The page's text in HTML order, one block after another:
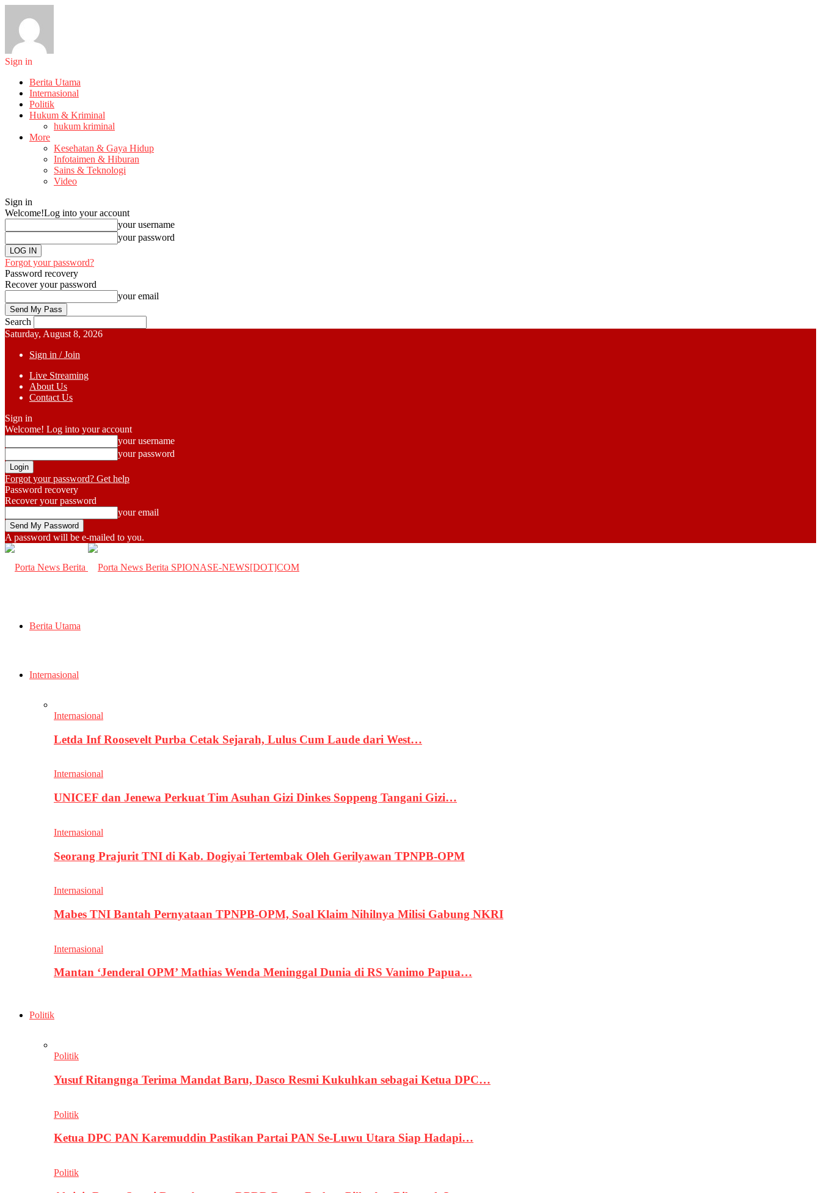
Sign in
Berita Utama
Internasional
Politik
Hukum & Kriminal
hukum kriminal
More
Kesehatan & Gaya Hidup
Infotaimen & Hiburan
Sains & Teknologi
Video
Sign in
Welcome!Log into your account
your username
your password
Forgot your password?
Password recovery
Recover your password
your email
Search
Saturday, August 8, 2026
Sign in / Join
Live Streaming
About Us
Contact Us
Sign in
Welcome! Log into your account
your username
your password
Forgot your password? Get help
Password recovery
Recover your password
your email
A password will be e-mailed to you.
SPIONASE-NEWS[DOT]COM
Berita Utama
Internasional
Internasional
Letda Inf Roosevelt Purba Cetak Sejarah, Lulus Cum Laude dari West…
Internasional
UNICEF dan Jenewa Perkuat Tim Asuhan Gizi Dinkes Soppeng Tangani Gizi…
Internasional
Seorang Prajurit TNI di Kab. Dogiyai Tertembak Oleh Gerilyawan TPNPB-OPM
Internasional
Mabes TNI Bantah Pernyataan TPNPB-OPM, Soal Klaim Nihilnya Milisi Gabung NKRI
Internasional
Mantan ‘Jenderal OPM’ Mathias Wenda Meninggal Dunia di RS Vanimo Papua…
Politik
Politik
Yusuf Ritangnga Terima Mandat Baru, Dasco Resmi Kukuhkan sebagai Ketua DPC…
Politik
Ketua DPC PAN Karemuddin Pastikan Partai PAN Se-Luwu Utara Siap Hadapi…
Politik